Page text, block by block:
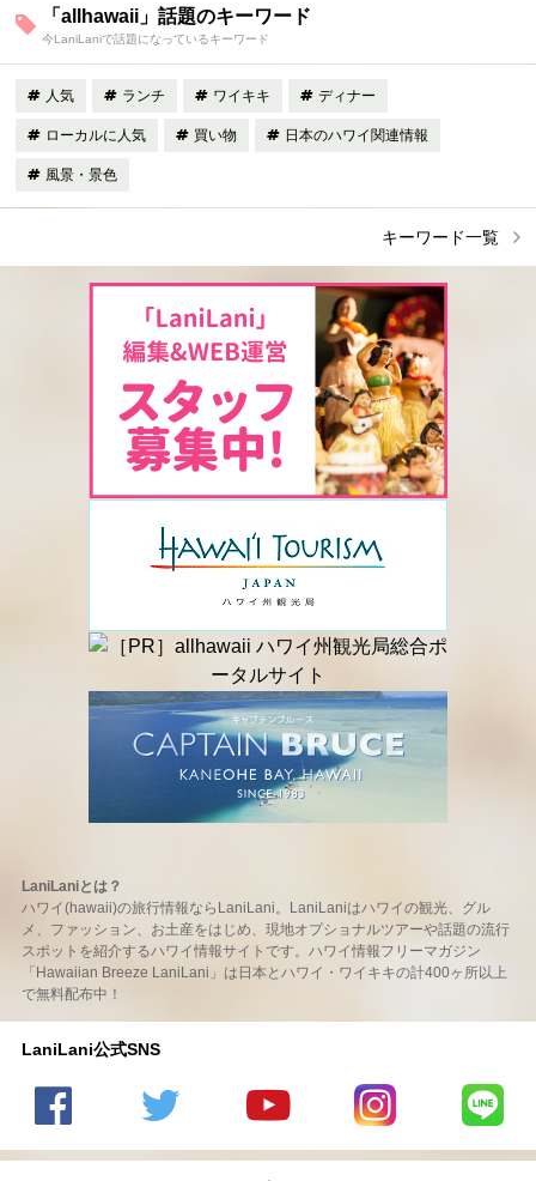
「allhawaii」話題のキーワード
今LaniLaniで話題になっているキーワード
人気 ランチ ワイキキ ディナー
ローカルに人気 買い物 日本のハワイ関連情報
風景・景色
キーワード一覧
LaniLaniとは？
ハワイ(hawaii)の旅行情報ならLaniLani。LaniLaniはハワイの観光、グル
メ、ファッション、お土産をはじめ、現地オプショナルツアーや話題の流行
スポットを紹介するハワイ情報サイトです。ハワイ情報フリーマガジン
「Hawaiian Breeze LaniLani」は日本とハワイ・ワイキキの計400ヶ所以上
で無料配布中！
LaniLani公式SNS
の
のtwitter
の
LaniLani
LaniLani